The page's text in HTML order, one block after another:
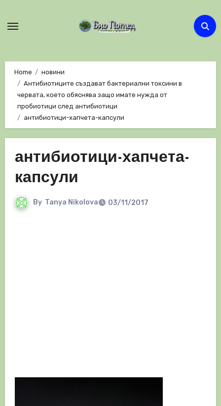
Home
новини
Антибиотиците създават бактериални токсини в
червата, което обяснява защо имате нужда от
пробиотици след антибиотици
антибиотици-хапчета-капсули
антибиотици-хапчета-
капсули
By Tanya Nikolova 03/11/2017